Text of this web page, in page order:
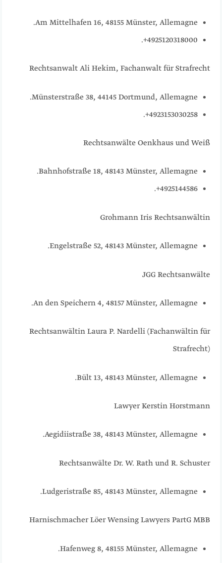
Am Mittelhafen 16, 48155 Münster, Allemagne.
4925120318000+.
Rechtsanwalt Ali Hekim, Fachanwalt für Strafrecht
Münsterstraße 38, 44145 Dortmund, Allemagne.
4923153030258+.
Rechtsanwälte Oenkhaus und Weiß
Bahnhofstraße 18, 48143 Münster, Allemagne.
4925144586+.
Grohmann Iris Rechtsanwältin
Engelstraße 52, 48143 Münster, Allemagne.
JGG Rechtsanwälte
An den Speichern 4, 48157 Münster, Allemagne.
Rechtsanwältin Laura P. Nardelli (Fachanwältin für
Strafrecht)
Bült 13, 48143 Münster, Allemagne.
Lawyer Kerstin Horstmann
Aegidiistraße 38, 48143 Münster, Allemagne.
Rechtsanwälte Dr. W. Rath und R. Schuster
Ludgeristraße 85, 48143 Münster, Allemagne.
Harnischmacher Löer Wensing Lawyers PartG MBB
Hafenweg 8, 48155 Münster, Allemagne.